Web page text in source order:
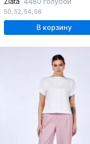
50, 52, 54, 56
В корзину